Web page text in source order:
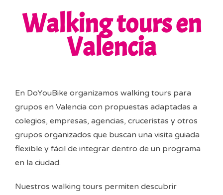
Walking tours en
Valencia
En DoYouBike organizamos walking tours para
grupos en Valencia con propuestas adaptadas a
colegios, empresas, agencias, cruceristas y otros
grupos organizados que buscan una visita guiada
flexible y fácil de integrar dentro de un programa
en la ciudad.
Nuestros walking tours permiten descubrir